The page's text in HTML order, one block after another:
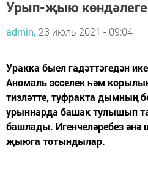
Урып-җыю көндәлеге
admin, 23 июль 2021 - 09:04
Уракка быел гадәттәгедән
Аномаль эсселек һәм
тизләтте, туфракта дымның
урыннарда башак тулышып
башлады. Игенчеләребез
җыюга тотындылар.